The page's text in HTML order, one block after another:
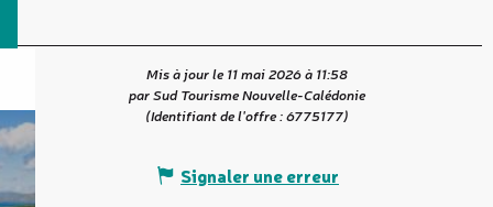
Mis à jour le 11 mai 2026 à 11:58
par Sud Tourisme Nouvelle-Calédonie
(Identifiant de l'offre :6775177)
Signaler une erreur